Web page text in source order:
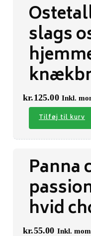
slags
kr.125.00 Inkl.
Tilføj til kurv
Panna
hvid
kr.55.00 Inkl.